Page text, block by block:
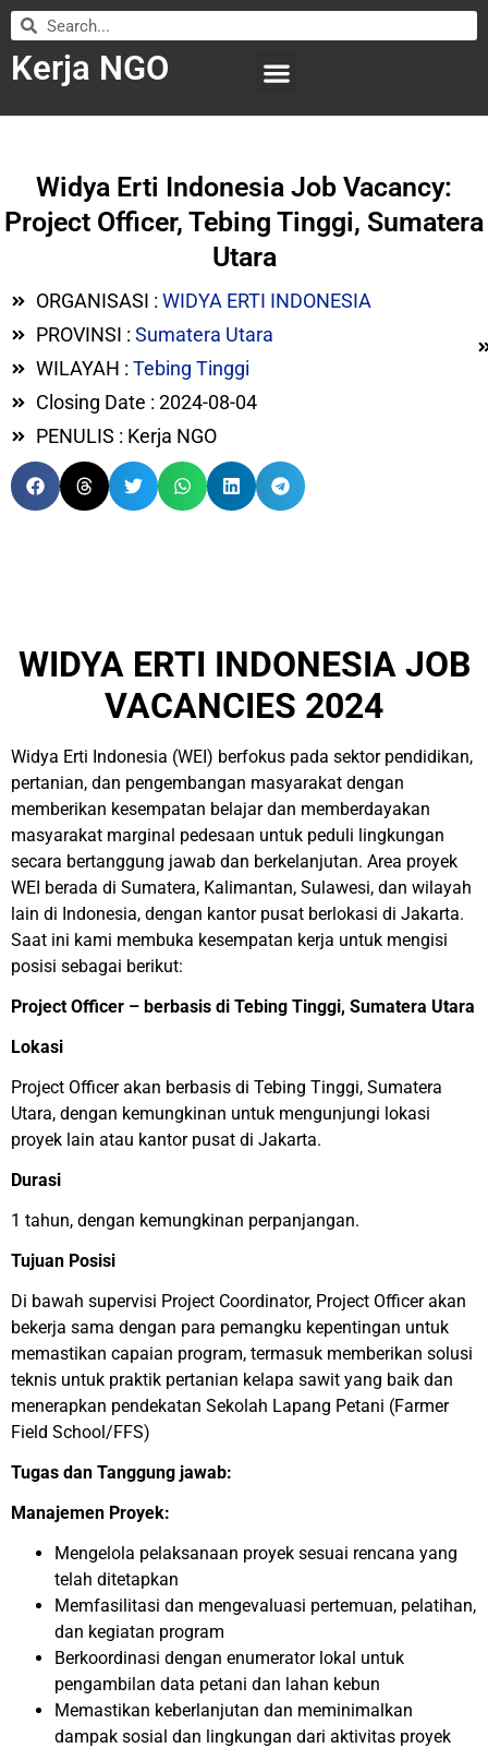
Kerja NGO
Widya Erti Indonesia Job Vacancy:
Project Officer, Tebing Tinggi, Sumatera
Utara
ORGANISASI : WIDYA ERTI INDONESIA
PROVINSI : Sumatera Utara
WILAYAH : Tebing Tinggi
Closing Date : 2024-08-04
PENULIS : Kerja NGO
WIDYA ERTI INDONESIA JOB
VACANCIES 2024
Widya Erti Indonesia (WEI) berfokus pada sektor pendidikan,
pertanian, dan pengembangan masyarakat dengan
memberikan kesempatan belajar dan memberdayakan
masyarakat marginal pedesaan untuk peduli lingkungan
secara bertanggung jawab dan berkelanjutan. Area proyek
WEI berada di Sumatera, Kalimantan, Sulawesi, dan wilayah
lain di Indonesia, dengan kantor pusat berlokasi di Jakarta.
Saat ini kami membuka kesempatan kerja untuk mengisi
posisi sebagai berikut:
Project Officer – berbasis di Tebing Tinggi, Sumatera Utara
Lokasi
Project Officer akan berbasis di Tebing Tinggi, Sumatera
Utara, dengan kemungkinan untuk mengunjungi lokasi
proyek lain atau kantor pusat di Jakarta.
Durasi
1 tahun, dengan kemungkinan perpanjangan.
Tujuan Posisi
Di bawah supervisi Project Coordinator, Project Officer akan
bekerja sama dengan para pemangku kepentingan untuk
memastikan capaian program, termasuk memberikan solusi
teknis untuk praktik pertanian kelapa sawit yang baik dan
menerapkan pendekatan Sekolah Lapang Petani (Farmer
Field School/FFS)
Tugas dan Tanggung jawab:
Manajemen Proyek:
Mengelola pelaksanaan proyek sesuai rencana yang
telah ditetapkan
Memfasilitasi dan mengevaluasi pertemuan, pelatihan,
dan kegiatan program
Berkoordinasi dengan enumerator lokal untuk
pengambilan data petani dan lahan kebun
Memastikan keberlanjutan dan meminimalkan
dampak sosial dan lingkungan dari aktivitas proyek